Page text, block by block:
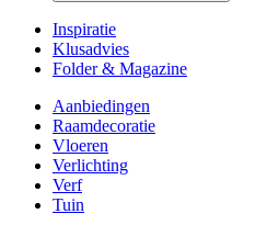
Inspiratie
Klusadvies
Folder & Magazine
Aanbiedingen
Raamdecoratie
Vloeren
Verlichting
Verf
Tuin